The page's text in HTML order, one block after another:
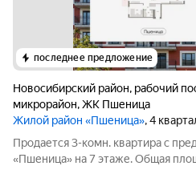
последнее предложение
Новосибирский район, рабочий
микрорайон,ЖК Пшеница
Жилой район «Пшеница», 4
Продается 3-комн. квартира с
«Пшеница» на 7 этаже. Общая